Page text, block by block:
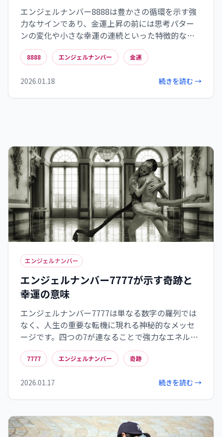
エンジェルナンバー8888は豊かさの循環を示す強
力なサインであり、金運上昇の前には思考パター
ンの変化や小さな幸運の連続といった特徴的な変
化が訪れます。この数字のエネルギーを活かすには
財布の整理や支出記録、感謝の習慣など日常生活
的転機を示す羅針盤として機能し、直感を信じて
行動することで新たな豊かさのサイクルへと導か
8888 エンジェルナンバー 金運
2026.01.18 続きを読む →
エンジェルナンバー
エンジェルナンバー7777が示す奇跡と
幸運の意味
エンジェルナンバー7777は単なる数字の羅列では
なく、人生の重要な転機に現れる神秘的なメッセ
ージです。四つの7が連なることで強力なエネルギ
ーを持ち、直感や精神的な覚醒を促します。このナ
ンバーに出会ったときは、内なる声に耳を傾け、
感謝の気持ちを持ち、ポジティブなエネルギーを
循環させることで、願いの実現に向かうプロセス
あり、あなたが正しい道を歩んでいることの確認
なのです。
7777 エンジェルナンバー 奇跡
2026.01.17 続きを読む →